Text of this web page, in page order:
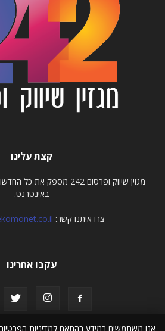
קצת עלינו
מגזין שיווק ופרסום 242
באינטרנט.
צרו איתנו קשר:
עקבו אחרינו
אנו משתמשים במידע בהתאם למדיניות